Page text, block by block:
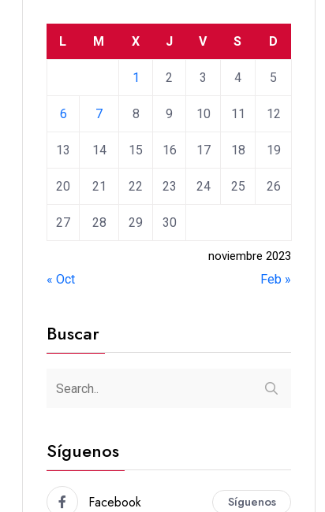
noviembre 2023
L M X J V S D
1 2 3 4 5
6 7 8 9 10 11 12
13 14 15 16 17 18 19
20 21 22 23 24 25 26
27 28 29 30
« Oct Feb »
Buscar
Síguenos
Facebook Síguenos